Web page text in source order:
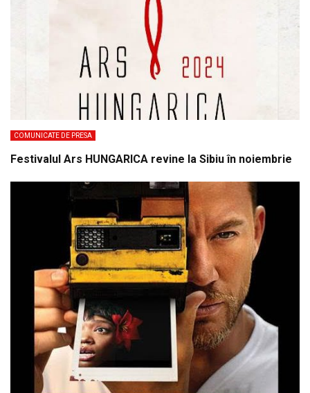
COMUNICATE DE PRESA
Festivalul Ars HUNGARICA revine la Sibiu în noiembrie